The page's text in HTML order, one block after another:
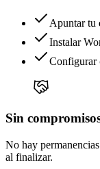
Apuntar tu
Instalar
Configurar
Sin
No hay
al finalizar.